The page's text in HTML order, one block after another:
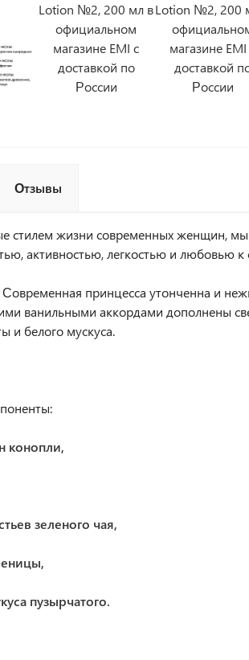
Отзывы
стилем жизни современных женщин, мы
активностью, легкостью и любовью к
Современная принцесса утонченна и
ванильными аккордами дополнены
и белого мускуса.
конопли,
зеленого чая,
пузырчатого.